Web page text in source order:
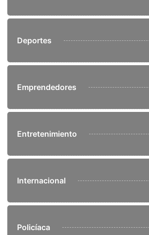
Deportes
Emprendedores
Entretenimiento
Internacional
Policíaca